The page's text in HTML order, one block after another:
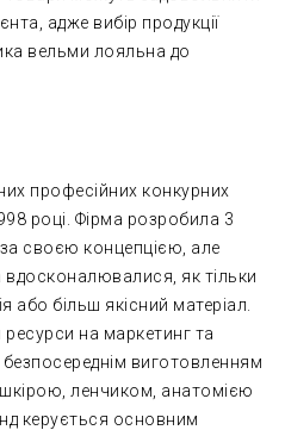
адже вибір продукції
вельми лояльна до
професійних конкурних
році. Фірма розробила 3
своєю концепцією, але
як тільки
або більш якісний матеріал.
на маркетинг та
виготовленням
шкірою, ленчиком, анатомією
керується основним